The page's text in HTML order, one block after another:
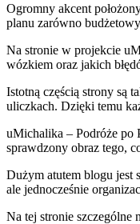
Ogromny akcent
planu zarówno
Na stronie w projekcie
wózkiem oraz jakich
Istotną częścią strony są
uliczkach. Dzięki temu
uMichalika – Podróże po
sprawdzony obraz tego,
Dużym atutem blogu jest
ale jednocześnie
Na tej stronie szczególne